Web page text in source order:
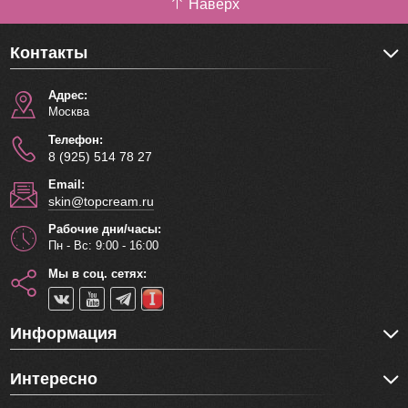
полиглицерил - 5 лаурат, феноксиэтанол (<1%),
железа (Cl 77492).
Наверх
Контакты
Адрес:
Москва
Телефон:
8 (925) 514 78 27
Email:
skin@topcream.ru
Рабочие дни/часы:
Пн - Вс: 9:00 - 16:00
Мы в соц. сетях:
Информация
Интересно